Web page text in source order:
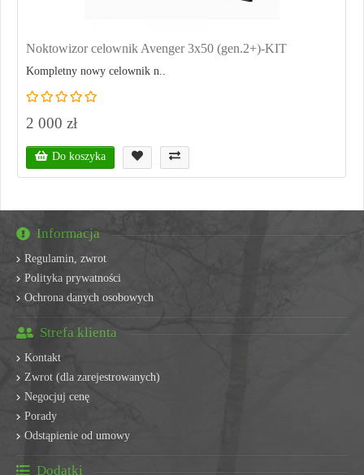
Noktowizor celownik Avenger 3x50 (gen.2+)-KIT
Kompletny nowy celownik n..
2 000 zł
Do koszyka
Informacja
Regulamin, zwrot
Polityka prywatności
Ochrona danych osobowych
Strefa klienta
Kontakt
Zwrot (dla zarejestrowanych)
Negocjuj cenę
Porady
Odstąpienie od umowy
Dodatki